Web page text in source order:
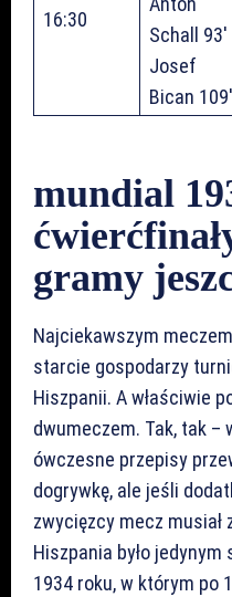
16:30
Schall 93′
Josef
Bican 109′
mundial
gramy
Najciekawszym
starcie gospodarzy
Hiszpanii. A właściwie
dwumeczem. Tak, tak –
ówczesne przepisy
dogrywkę, ale jeśli
zwycięzcy mecz musiał
Hiszpania było
1934 roku, w którym po